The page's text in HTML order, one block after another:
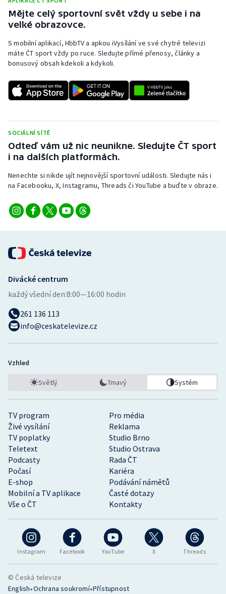
Plážový volejbal
Ragby
Rychlobruslení
Short track
Sportovní střelba
Stolní tenis
Triatlon
Vodní slalom
Volejbal
Mějte celý sportovní svět vždy u sebe i na
velké obrazovce.
S mobilní aplikací, HbbTV a apkou iVysílání ve své chytré televizi
máte ČT sport vždy po ruce. Sledujte přímé přenosy, články a
bonusový obsah kdekoli a kdykoli.
SOCIÁLNÍ SÍTĚ
Odteď vám už nic neunikne. Sledujte ČT sport
i na dalších platformách.
Nenechte si nikde ujít nejnovější sportovní události. Sledujte nás i
na Facebooku, X, Instagramu, Threads či YouTube a buďte v obraze.
Instagram Facebook YouTube X Threads
TV program
Pro média
Živé vysílání
Reklama
TV poplatky
Studio Brno
Teletext
Studio Ostrava
Podcasty
Rada ČT
Počasí
Kariéra
E-shop
Podávání námětů
Mobilní a TV aplikace
Časté dotazy
Vše o ČT
Kontakty
Divácké centrum
každý všední den:8:00—16:00 hodin
261 136 113
info@ceskatelevize.cz
Vzhled
Světlý Tmavý Systém
© Česká televize
English•Ochrana soukromí•Přístupnost